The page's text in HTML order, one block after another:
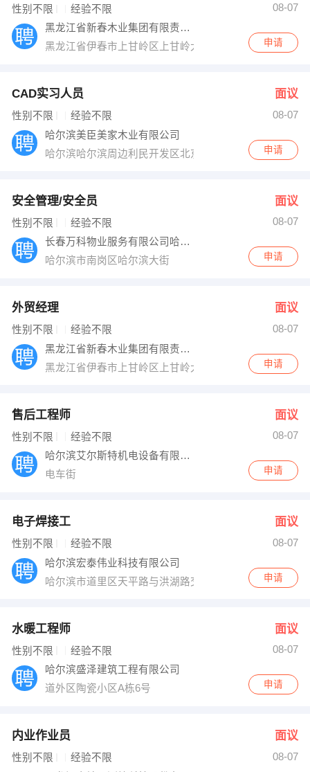
性别不限 经验不限
08-07
黑龙江省新春木业集团有限责任公司
黑龙江省伊春市上甘岭区上甘岭大街1号
申请
CAD实习人员 面议
性别不限 经验不限
08-07
哈尔滨美臣美家木业有限公司
哈尔滨哈尔滨周边利民开发区北京路西
申请
安全管理/安全员 面议
性别不限 经验不限
08-07
长春万科物业服务有限公司哈尔滨分公司
哈尔滨市南岗区哈尔滨大街
申请
外贸经理 面议
性别不限 经验不限
08-07
黑龙江省新春木业集团有限责任公司
黑龙江省伊春市上甘岭区上甘岭大街1号
申请
售后工程师 面议
性别不限 经验不限
08-07
哈尔滨艾尔斯特机电设备有限公司
电车街
申请
电子焊接工 面议
性别不限 经验不限
08-07
哈尔滨宏泰伟业科技有限公司
哈尔滨市道里区天平路与洪湖路交口（对俄合作产业园区
申请
水暖工程师 面议
性别不限 经验不限
08-07
哈尔滨盛泽建筑工程有限公司
道外区陶瓷小区A栋6号
申请
内业作业员 面议
性别不限 经验不限
08-07